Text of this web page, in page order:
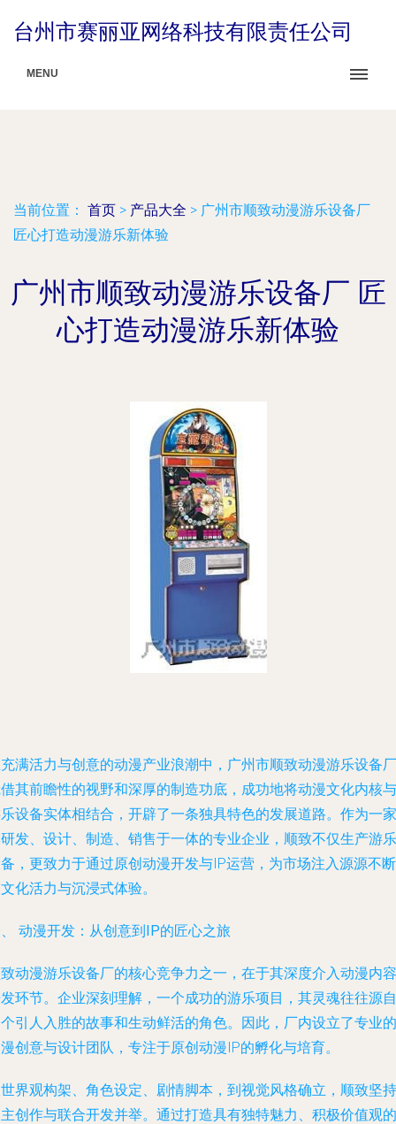
台州市赛丽亚网络科技有限责任公司
MENU
当前位置： 首页 > 产品大全 > 广州市顺致动漫游乐设备厂
匠心打造动漫游乐新体验
广州市顺致动漫游乐设备厂 匠
心打造动漫游乐新体验
满活力与创意的动漫产业浪潮中，广州市顺致动漫游乐设备厂
其前瞻性的视野和深厚的制造功底，成功地将动漫文化内核与
设备实体相结合，开辟了一条独具特色的发展道路。作为一家
发、设计、制造、销售于一体的专业企业，顺致不仅生产游乐
，更致力于通过原创动漫开发与IP运营，为市场注入源源不断
化活力与沉浸式体验。
动漫开发：从创意到IP的匠心之旅
动漫游乐设备厂的核心竞争力之一，在于其深度介入动漫内容
环节。企业深刻理解，一个成功的游乐项目，其灵魂往往源自
引人入胜的故事和生动鲜活的角色。因此，厂内设立了专业的
创意与设计团队，专注于原创动漫IP的孵化与培育。
界观构架、角色设定、剧情脚本，到视觉风格确立，顺致坚持
创作与联合开发并举。通过打造具有独特魅力、积极价值观的